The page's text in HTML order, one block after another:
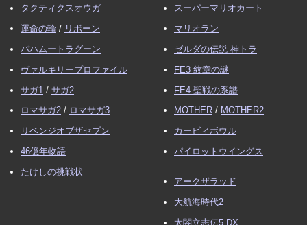
タクティクスオウガ
運命の輪 / リボーン
バハムートラグーン
ヴァルキリープロファイル
サガ1 / サガ2
ロマサガ2 / ロマサガ3
リベンジオブザセブン
46億年物語
たけしの挑戦状
スーパーマリオカート
マリオラン
ゼルダの伝説 神トラ
FE3 紋章の謎
FE4 聖戦の系譜
MOTHER / MOTHER2
カービィボウル
パイロットウイングス
アークザラッド
大航海時代2
太閤立志伝5 DX